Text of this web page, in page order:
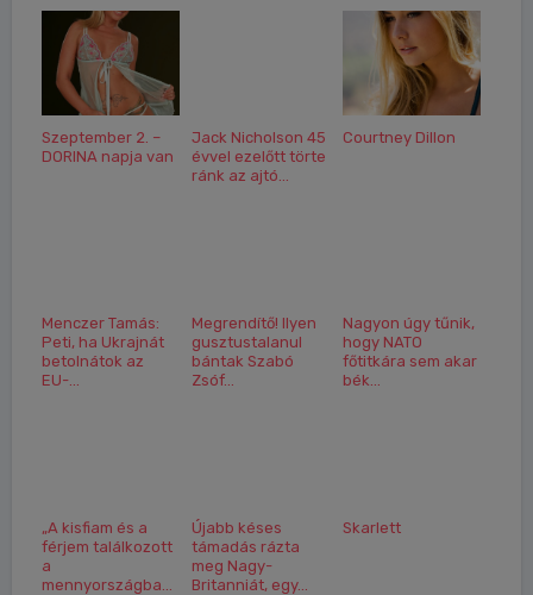
Szeptember 2. –
DORINA napja van
Jack Nicholson 45
évvel ezelőtt törte
ránk az ajtó...
Courtney Dillon
Menczer Tamás:
Peti, ha Ukrajnát
betolnátok az
EU-...
Megrendítő! Ilyen
gusztustalanul
bántak Szabó
Zsóf...
Nagyon úgy tűnik,
hogy NATO
főtitkára sem akar
bék...
„A kisfiam és a
férjem találkozott
a
mennyországba...
Újabb késes
támadás rázta
meg Nagy-
Britanniát, egy...
Skarlett